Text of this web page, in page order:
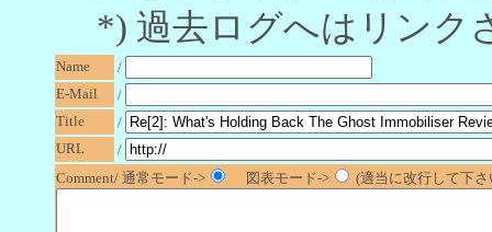
*) 過去ログへはリンク
Name
/
E-Mail
/
Title
/
URL
/
Comment/ 通常モード->
図表モード-> (適当に改行して下